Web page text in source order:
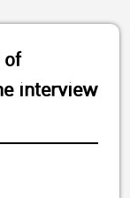
interview